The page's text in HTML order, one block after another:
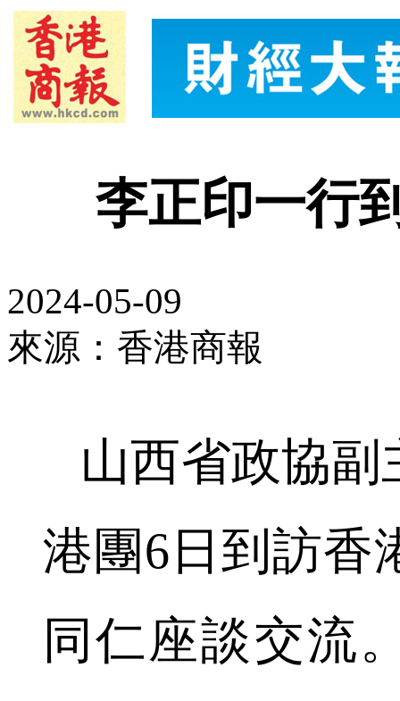
李正印一行
2024-05-09
來源：香港商報
山西省政協副
港團6日到訪香
同仁座談交流